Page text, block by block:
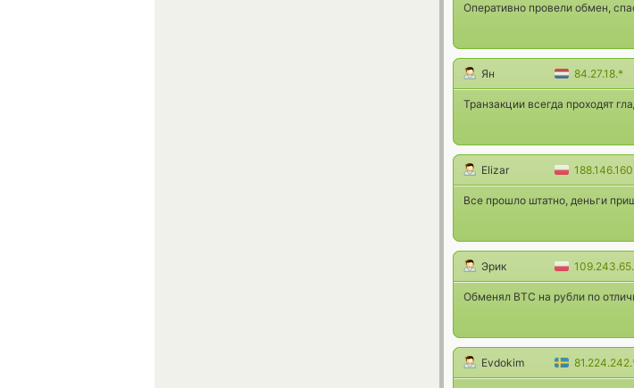
Оперативно провели обмен,
Ян 84.27.18.*
Транзакции всегда проходят
Elizar
Все прошло штатно, деньги
Эрик
Обменял BTC на рубли по
Evdokim